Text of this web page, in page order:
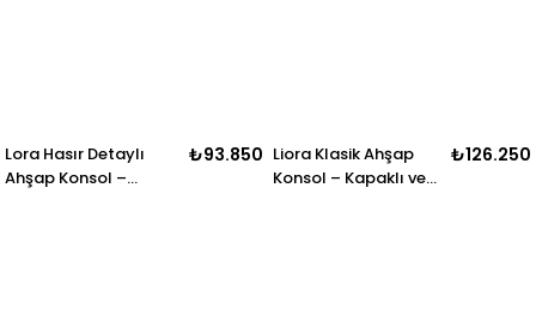
Lora Hasır Detaylı
Ahşap Konsol –
₺93.850 Liora Klasik Ahşap
Konsol – Kapaklı ve
₺126.250